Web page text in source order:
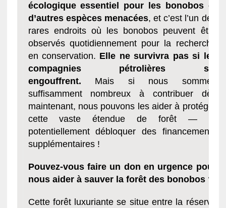
écologique essentiel pour les bonobos et
d’autres espèces menacées, et c’est l’un des
rares endroits où les bonobos peuvent être
observés quotidiennement pour la recherche
en conservation. Elle ne survivra pas si les
compagnies pétrolières s’y
engouffrent. Mais si nous sommes
suffisamment nombreux à contribuer dès
maintenant, nous pouvons les aider à protéger
cette vaste étendue de forêt — et
potentiellement débloquer des financements
supplémentaires !
Pouvez-vous faire un don en urgence pour
nous aider à sauver la forêt des bonobos ?
Cette forêt luxuriante se situe entre la réserve